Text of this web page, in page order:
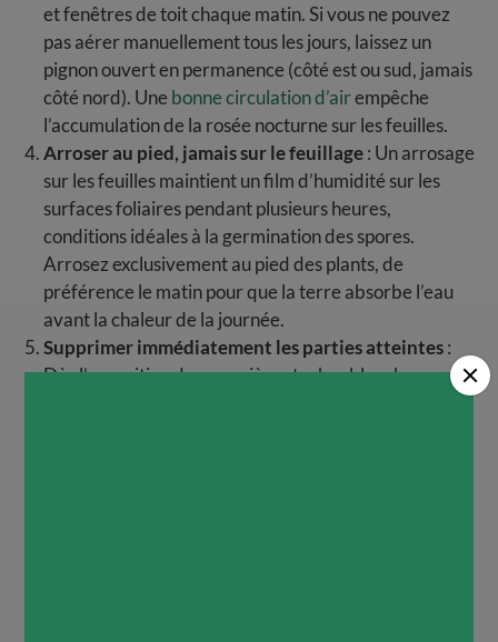
et fenêtres de toit chaque matin. Si vous ne pouvez
pas aérer manuellement tous les jours, laissez un
pignon ouvert en permanence (côté est ou sud, jamais
côté nord). Une bonne circulation d’airempêche
l’accumulation de la rosée nocturne sur les feuilles.
Arroser au pied, jamais sur le feuillage: Un arrosage
sur les feuilles maintient un film d’humidité sur les
surfaces foliaires pendant plusieurs heures,
conditions idéales à la germination des spores.
Arrosez exclusivement au pied des plants, de
préférence le matin pour que la terre absorbe l’eau
avant la chaleur de la journée.
Supprimer immédiatement les parties atteintes:
Dès l’apparition des premières taches blanches,